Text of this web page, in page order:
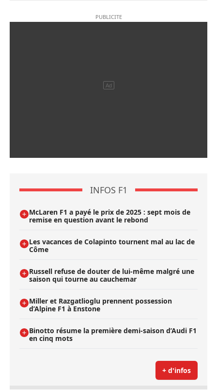
INFOS F1
McLaren F1 a payé le prix de 2025 : sept mois de
remise en question avant le rebond
Les vacances de Colapinto tournent mal au lac de
Côme
Russell refuse de douter de lui-même malgré une
saison qui tourne au cauchemar
Miller et Razgatlioglu prennent possession
d’Alpine F1 à Enstone
Binotto résume la première demi-saison d’Audi F1
en cinq mots
+ d'infos